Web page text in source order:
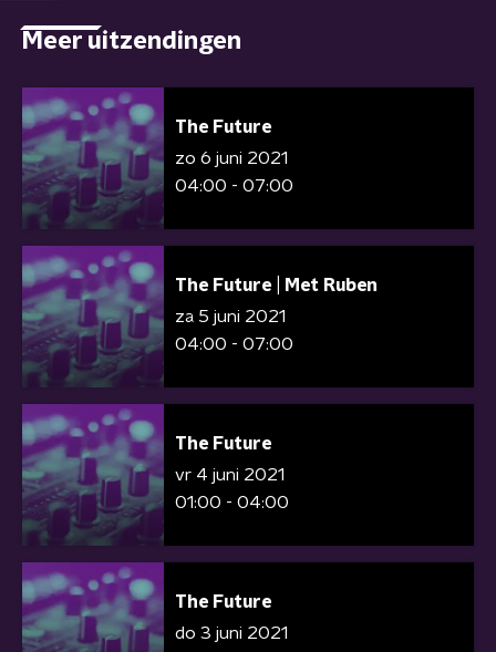
Meer uitzendingen
The Future
zo 6 juni 2021
04:00 - 07:00
The Future | Met Ruben
za 5 juni 2021
04:00 - 07:00
The Future
vr 4 juni 2021
01:00 - 04:00
The Future
do 3 juni 2021